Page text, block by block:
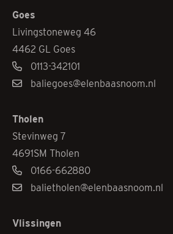
Goes
Livingstoneweg 46
4462 GL Goes
0113-342101
baliegoes@elenbaasnoom.nl
Tholen
Stevinweg 7
4691SM Tholen
0166-662880
balietholen@elenbaasnoom.nl
Vlissingen